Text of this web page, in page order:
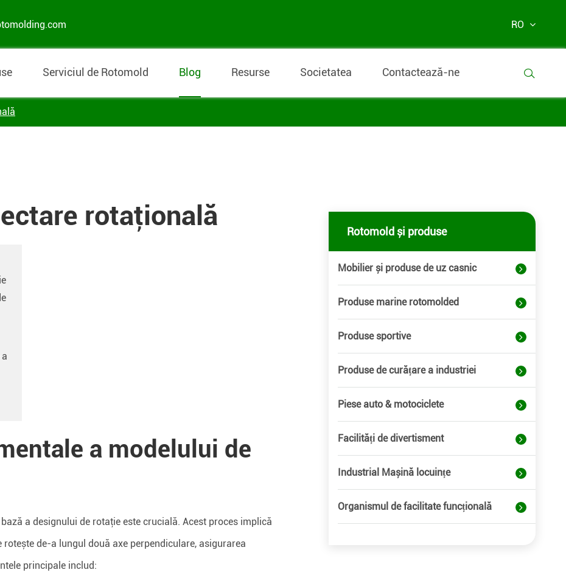
RO
Serviciul de Rotomold Blog Resurse Societatea Contactează-ne 
rotaţională
a modelului de
a designului de rotaţie este crucială. Acest proces implică
de-a lungul două axe perpendiculare, asigurarea
principale includ:
Rotomold și produse
Mobilier și produse de uz casnic
Produse marine rotomolded
Produse sportive
Produse de curățare a industriei
Piese auto & motociclete
Facilități de divertisment
Industrial Mașină locuințe
Organismul de facilitate funcțională